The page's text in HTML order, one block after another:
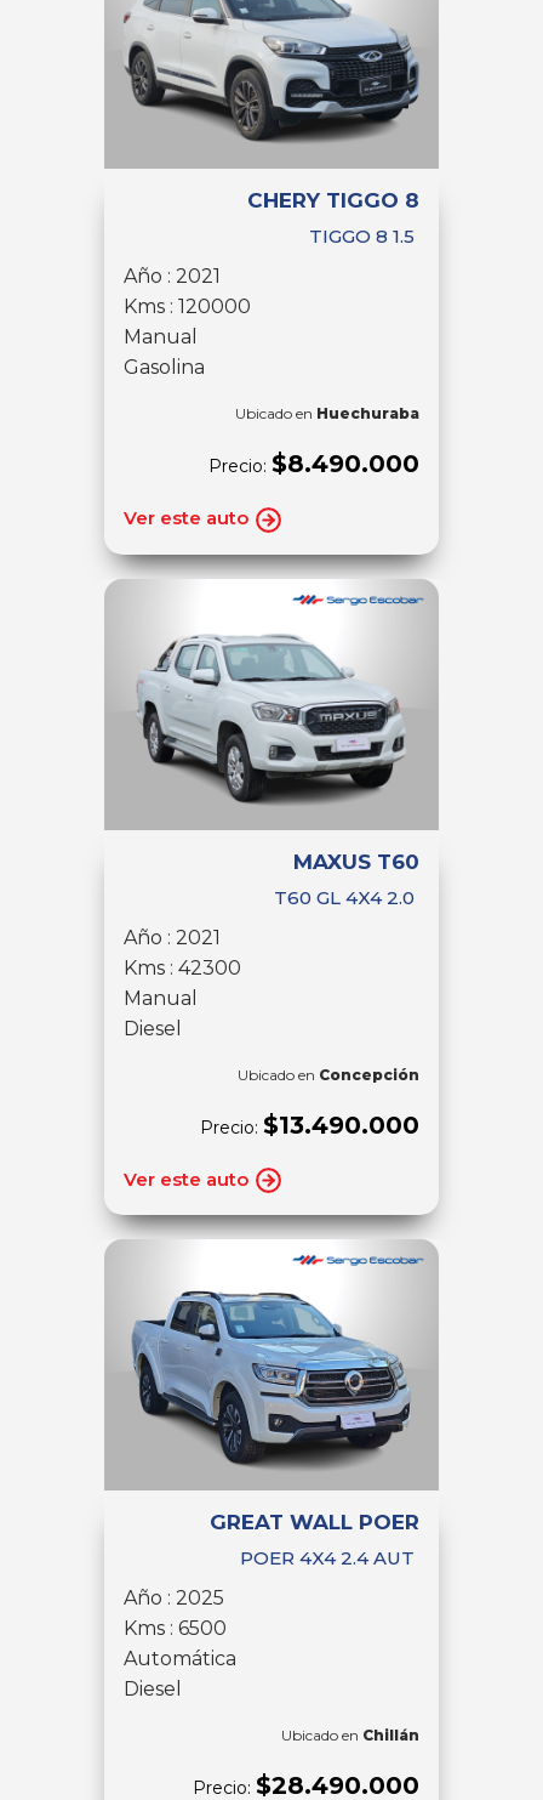
CHERY TIGGO 8
TIGGO 8 1.5
Año : 2021
Kms : 120000
Manual
Gasolina
Ubicado en Huechuraba
Precio: $8.490.000
Ver este auto
MAXUS T60
T60 GL 4X4 2.0
Año : 2021
Kms : 42300
Manual
Diesel
Ubicado en Concepción
Precio: $13.490.000
Ver este auto
GREAT WALL POER
POER 4X4 2.4 AUT
Año : 2025
Kms : 6500
Automática
Diesel
Ubicado en Chillán
Precio: $28.490.000